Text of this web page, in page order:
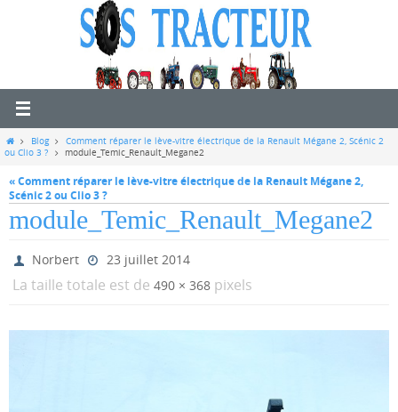
HomeBlog
Comment réparer le lève-vitre électrique de la Renault Mégane 2, Scénic 2
ou Clio 3 ?
module_Temic_Renault_Megane2
« Comment réparer le lève-vitre électrique de la Renault Mégane 2,
Scénic 2 ou Clio 3 ?
module_Temic_Renault_Megane2
Norbert 23 juillet 2014
La taille totale est de 490 × 368 pixels